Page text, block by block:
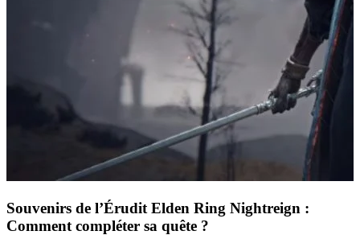
Souvenirs de l’Érudit Elden Ring Nightreign :
Comment compléter sa quête ?